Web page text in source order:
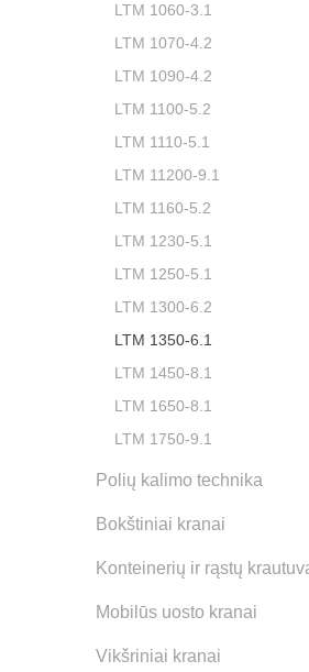
LTM 1060-3.1
LTM 1070-4.2
LTM 1090-4.2
LTM 1100-5.2
LTM 1110-5.1
LTM 11200-9.1
LTM 1160-5.2
LTM 1230-5.1
LTM 1250-5.1
LTM 1300-6.2
LTM 1350-6.1
LTM 1450-8.1
LTM 1650-8.1
LTM 1750-9.1
Polių kalimo technika
Bokštiniai kranai
Konteinerių ir rąstų
Mobilūs uosto kranai
Vikšriniai kranai